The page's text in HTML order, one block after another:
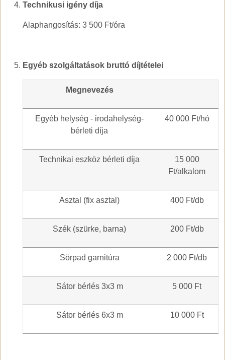
Technikusi igény díja
Alaphangosítás: 3 500 Ft/óra
Egyéb szolgáltatások bruttó díjtételei
Megnevezés
Egyéb helység - irodahelység-
bérleti díja
40 000 Ft/hó
Technikai eszköz bérleti díja
15 000
Ft/alkalom
Asztal (fix asztal) 400 Ft/db
Szék (szürke, barna) 200 Ft/db
Sörpad garnitúra 2 000 Ft/db
Sátor bérlés 3x3 m 5 000 Ft
Sátor bérlés 6x3 m 10 000 Ft